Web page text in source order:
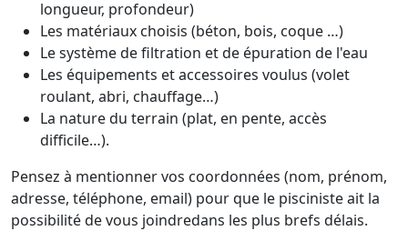
longueur, profondeur)
Les matériaux choisis (béton, bois, coque …)
Le système de filtration et de épuration de l'eau
Les équipements et accessoires voulus (volet
roulant, abri, chauffage…)
La nature du terrain (plat, en pente, accès
difficile…).
Pensez à mentionner vos coordonnées (nom, prénom,
adresse, téléphone, email) pour que le pisciniste ait la
possibilité de vous joindredans les plus brefs délais.